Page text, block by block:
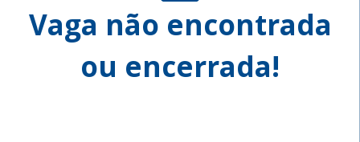
Vaga não encontrada
ou encerrada!